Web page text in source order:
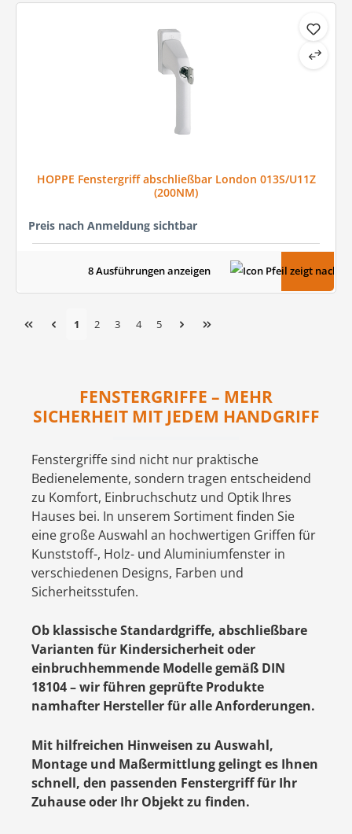
HOPPE Fenstergriff abschließbar London 013S/U11Z
(200NM)
Preis nach Anmeldung sichtbar
8 Ausführungen anzeigen
Seite
1 Seite
2 Seite
3 Seite
4 Seite
5
FENSTERGRIFFE – MEHR
SICHERHEIT MIT JEDEM HANDGRIFF
Fenstergriffe sind nicht nur praktische
Bedienelemente, sondern tragen entscheidend
zu Komfort, Einbruchschutz und Optik Ihres
Hauses bei. In unserem Sortiment finden Sie
eine große Auswahl an hochwertigen Griffen für
Kunststoff-, Holz- und Aluminiumfenster in
verschiedenen Designs, Farben und
Sicherheitsstufen.
Ob klassische Standardgriffe, abschließbare
Varianten für Kindersicherheit oder
einbruchhemmende Modelle gemäß DIN
18104 – wir führen geprüfte Produkte
namhafter Hersteller für alle Anforderungen.
Mit hilfreichen Hinweisen zu Auswahl,
Montage und Maßermittlung gelingt es Ihnen
schnell, den passenden Fenstergriff für Ihr
Zuhause oder Ihr Objekt zu finden.